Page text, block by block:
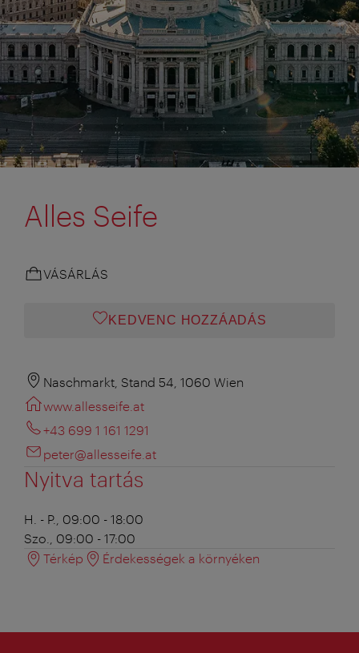
Alles Seife
VÁSÁRLÁS
KEDVENC HOZZÁADÁS
Naschmarkt, Stand 54, 1060 Wien
www.allesseife.at
+43 699 1 161 1291
peter@allesseife.at
Nyitva tartás
H. - P., 09:00 - 18:00
Szo., 09:00 - 17:00
Térkép
Érdekességek a környéken